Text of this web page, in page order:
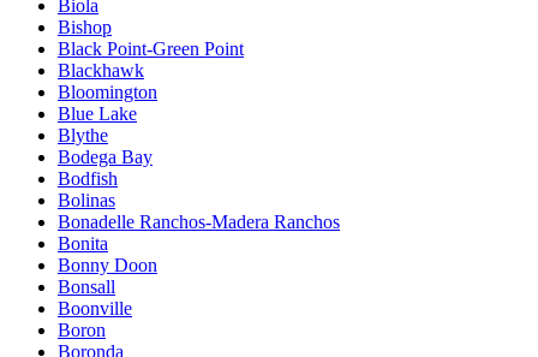
Biola
Bishop
Black Point-Green Point
Blackhawk
Bloomington
Blue Lake
Blythe
Bodega Bay
Bodfish
Bolinas
Bonadelle Ranchos-Madera Ranchos
Bonita
Bonny Doon
Bonsall
Boonville
Boron
Boronda